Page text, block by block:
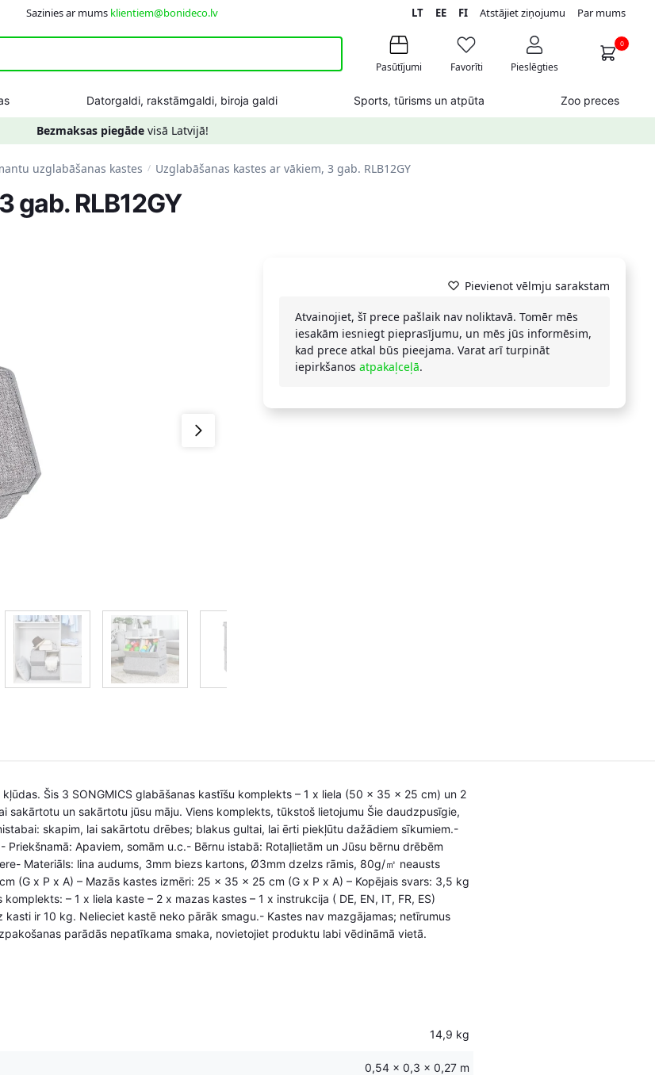
Sazinies ar mums klientiem@bonideco.lv LT EE FIAtstājiet ziņojumu Par mums
Pasūtījumi Favorīti Pieslēgties
0
Datorgaldi, rakstāmgaldi, biroja galdi Sports, tūrisms un atpūta Zoo preces
Bezmaksas piegādevisā Latvijā!
uzglabāšanas kastes / Uzglabāšanas kastes ar vākiem, 3 gab. RLB12GY
gab. RLB12GY
Pievienot vēlmju sarakstam
Atvainojiet, šī prece pašlaik nav noliktavā. Tomēr mēs
iesakām iesniegt pieprasījumu, un mēs jūs informēsim,
kad prece atkal būs pieejama. Varat arī turpināt
iepirkšanos atpakaļceļā.
Šis 3 SONGMICS glabāšanas kastīšu komplekts – 1 x liela (50 x 35 x 25 cm) un 2
un sakārtotu jūsu māju. Viens komplekts, tūkstoš lietojumu Šie daudzpusīgie,
skapim, lai sakārtotu drēbes; blakus gultai, lai ērti piekļūtu dažādiem sīkumiem.-
Priekšnamā: Apaviem, somām u.c.- Bērnu istabā: Rotaļlietām un Jūsu bērnu drēbēm
Materiāls: lina audums, 3mm biezs kartons, Ø3mm dzelzs rāmis, 80g/㎡ neausts
(G x P x A) – Mazās kastes izmēri: 25 x 35 x 25 cm (G x P x A) – Kopējais svars: 3,5 kg
– 1 x liela kaste – 2 x mazas kastes – 1 x instrukcija ( DE, EN, IT, FR, ES)
kasti ir 10 kg. Nelieciet kastē neko pārāk smagu.- Kastes nav mazgājamas; netīrumus
parādās nepatīkama smaka, novietojiet produktu labi vēdināmā vietā.
14,9 kg
0,54 × 0,3 × 0,27 m